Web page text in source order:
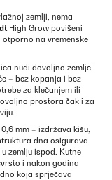
zemlji, nema
High Grow povišeni
na vremenske
nudi dovoljno zemlje
– bez kopanja i bez
za klečanjem ili
prostora čak i za
mm – izdržava kišu,
dna osigurava
zemlju ispod. Kutne
i nakon godina
koja sprječava